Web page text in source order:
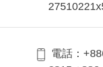
電話：